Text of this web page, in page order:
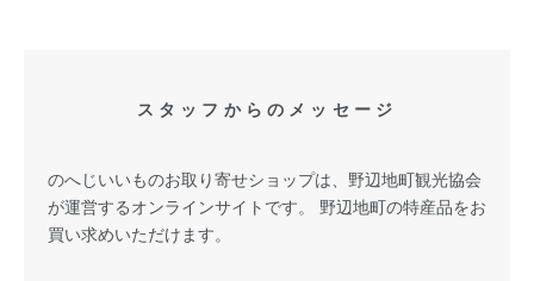
スタッフからのメッセージ
のへじいいものお取り寄せショップは、野辺地町観光協会
が運営するオンラインサイトです。 野辺地町の特産品をお
買い求めいただけます。